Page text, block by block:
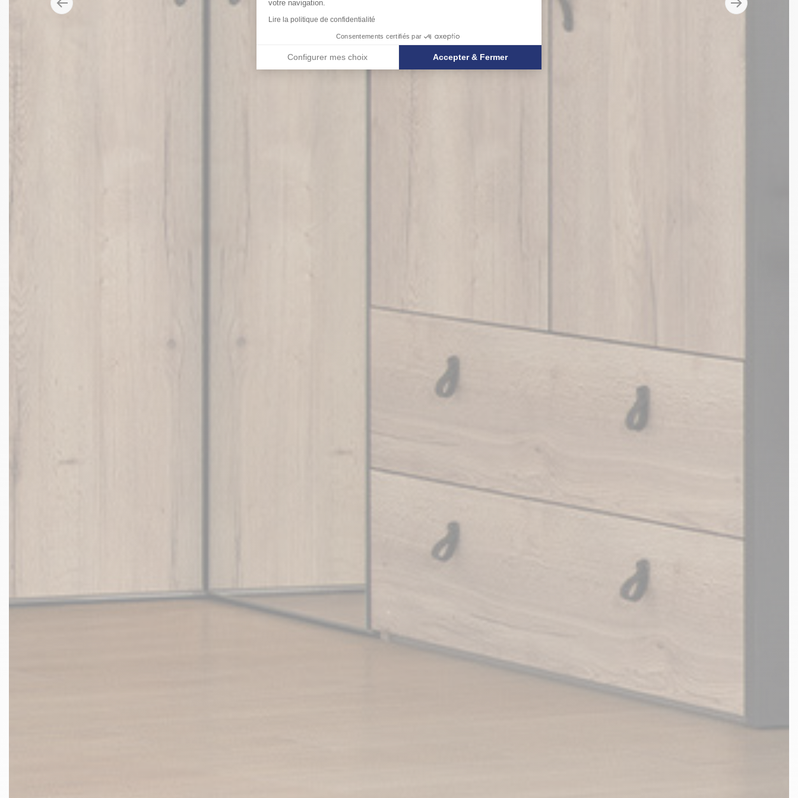
votre navigation.
Lire la politique de confidentialité
Consentements certifiés par
Configurer mes choix Accepter & Fermer